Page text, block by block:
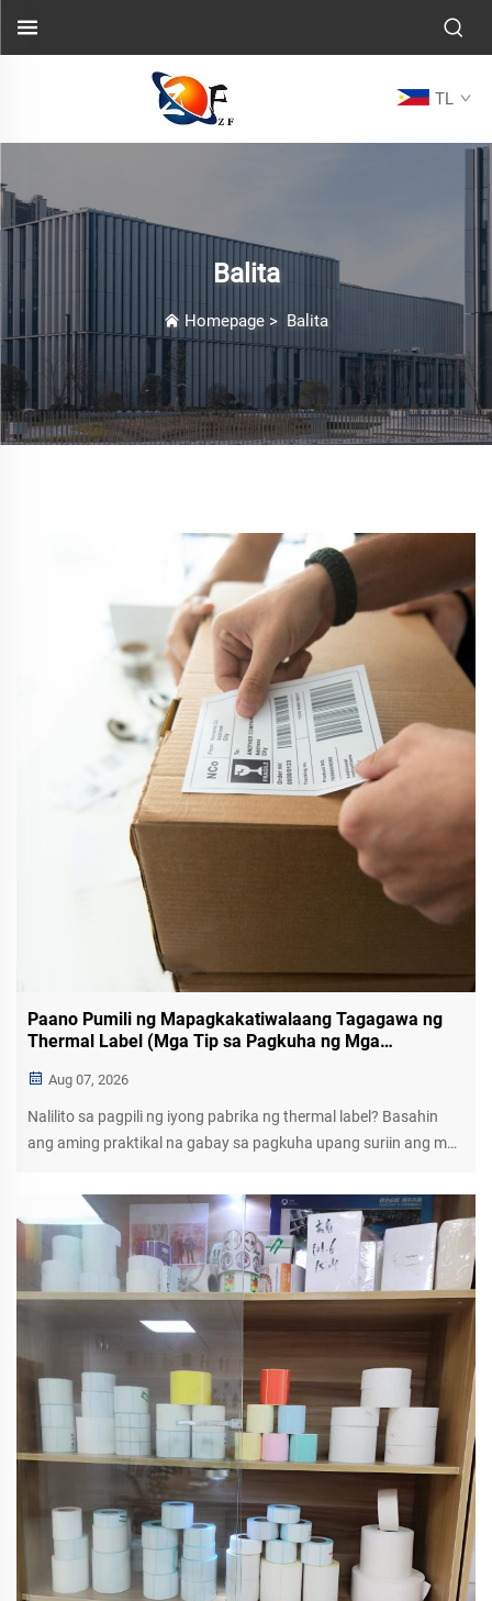
TL
Balita
Homepage > Balita
Paano Pumili ng Mapagkakatiwalaang Tagagawa ng
Thermal Label (Mga Tip sa Pagkuha ng Mga
Aug 07, 2026
Nalilito sa pagpili ng iyong pabrika ng thermal label? Basahin
ang aming praktikal na gabay sa pagkuha upang suriin ang mga
(MOQ), lead time, at suporta pagkatapos ng benta para sa mga
supplier ng buong-buo.